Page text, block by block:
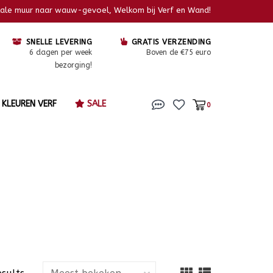
muur naar wauw-gevoel, Welkom bij Verf en Wand!
SNELLE LEVERING
6 dagen per week
bezorging!
GRATIS VERZENDING
Boven de €75 euro
KLEUREN VERF SALE 0